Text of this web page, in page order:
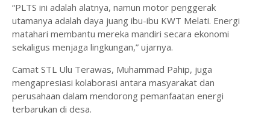
“PLTS ini adalah alatnya, namun motor penggerak
utamanya adalah daya juang ibu-ibu KWT Melati. Energi
matahari membantu mereka mandiri secara ekonomi
sekaligus menjaga lingkungan,” ujarnya.
Camat STL Ulu Terawas, Muhammad Pahip, juga
mengapresiasi kolaborasi antara masyarakat dan
perusahaan dalam mendorong pemanfaatan energi
terbarukan di desa.